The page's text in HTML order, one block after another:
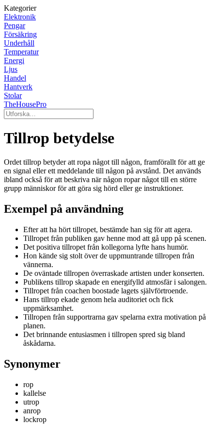
Kategorier
Elektronik
Pengar
Försäkring
Underhåll
Temperatur
Energi
Ljus
Handel
Hantverk
Stolar
TheHousePro
Tillrop betydelse
Ordet tillrop betyder att ropa något till någon, framförallt för att ge
en signal eller ett meddelande till någon på avstånd. Det används
ibland också för att beskriva när någon ropar något till en större
grupp människor för att göra sig hörd eller ge instruktioner.
Exempel på användning
Efter att ha hört tillropet, bestämde han sig för att agera.
Tillropet från publiken gav henne mod att gå upp på scenen.
Det positiva tillropet från kollegorna lyfte hans humör.
Hon kände sig stolt över de uppmuntrande tillropen från
vännerna.
De oväntade tillropen överraskade artisten under konserten.
Publikens tillrop skapade en energifylld atmosfär i salongen.
Tillropet från coachen boostade lagets självförtroende.
Hans tillrop ekade genom hela auditoriet och fick
uppmärksamhet.
Tillropen från supportrarna gav spelarna extra motivation på
planen.
Det brinnande entusiasmen i tillropen spred sig bland
åskådarna.
Synonymer
rop
kallelse
utrop
anrop
lockrop